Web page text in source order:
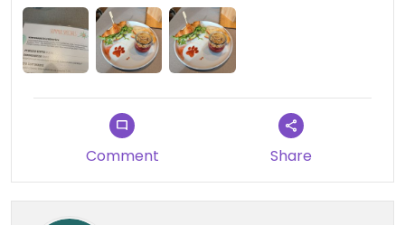
Comment Share